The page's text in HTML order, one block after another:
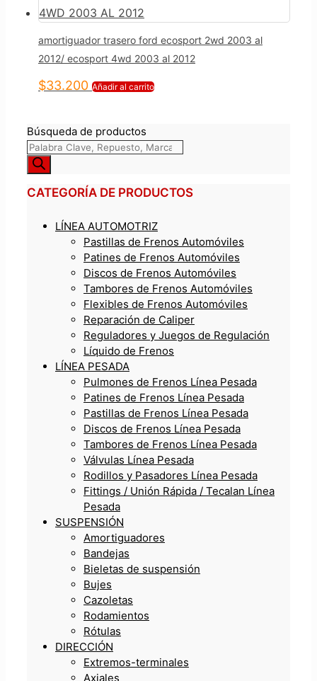
amortiguador trasero ford ecosport 2wd 2003 al
2012/ ecosport 4wd 2003 al 2012
$33.200 Añadir al carrito
Búsqueda de productos
CATEGORÍA DE PRODUCTOS
LÍNEA AUTOMOTRIZ
Pastillas de Frenos Automóviles
Patines de Frenos Automóviles
Discos de Frenos Automóviles
Tambores de Frenos Automóviles
Flexibles de Frenos Automóviles
Reparación de Caliper
Reguladores y Juegos de Regulación
Líquido de Frenos
LÍNEA PESADA
Pulmones de Frenos Línea Pesada
Patines de Frenos Línea Pesada
Pastillas de Frenos Línea Pesada
Discos de Frenos Línea Pesada
Tambores de Frenos Línea Pesada
Válvulas Línea Pesada
Rodillos y Pasadores Línea Pesada
Fittings / Unión Rápida / Tecalan Línea
Pesada
SUSPENSIÓN
Amortiguadores
Bandejas
Bieletas de suspensión
Bujes
Cazoletas
Rodamientos
Rótulas
DIRECCIÓN
Extremos-terminales
Axiales